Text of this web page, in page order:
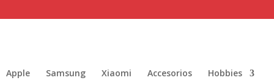
Apple Samsung Xiaomi Accesorios Hobbies